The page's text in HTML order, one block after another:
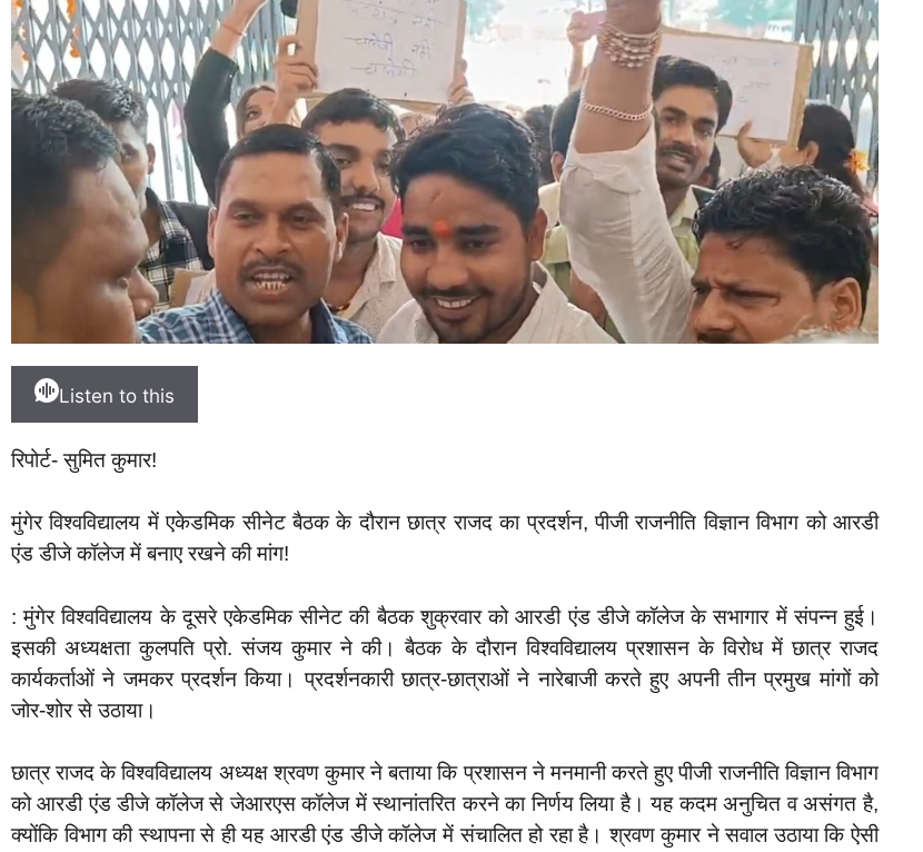
Listen to this
रिपोर्ट- सुमित कुमार!
मुंगेर विश्वविद्यालय में एकेडमिक सीनेट बैठक के दौरान छात्र राजद का प्रदर्शन, पीजी राजनीति विज्ञान विभाग को आरडी
एंड डीजे कॉलेज में बनाए रखने की मांग!
: मुंगेर विश्वविद्यालय के दूसरे एकेडमिक सीनेट की बैठक शुक्रवार को आरडी एंड डीजे कॉलेज के सभागार में संपन्न हुई।
इसकी अध्यक्षता कुलपति प्रो. संजय कुमार ने की। बैठक के दौरान विश्वविद्यालय प्रशासन के विरोध में छात्र राजद
कार्यकर्ताओं ने जमकर प्रदर्शन किया। प्रदर्शनकारी छात्र-छात्राओं ने नारेबाजी करते हुए अपनी तीन प्रमुख मांगों को
जोर-शोर से उठाया।
छात्र राजद के विश्वविद्यालय अध्यक्ष श्रवण कुमार ने बताया कि प्रशासन ने मनमानी करते हुए पीजी राजनीति विज्ञान विभाग
को आरडी एंड डीजे कॉलेज से जेआरएस कॉलेज में स्थानांतरित करने का निर्णय लिया है। यह कदम अनुचित व असंगत है,
क्योंकि विभाग की स्थापना से ही यह आरडी एंड डीजे कॉलेज में संचालित हो रहा है। श्रवण कुमार ने सवाल उठाया कि ऐसी